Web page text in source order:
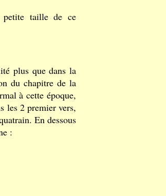
taille de ce
plus que dans la
du chapitre de la
à cette époque,
les 2 premier vers,
En dessous
: